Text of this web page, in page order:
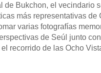
de Bukchon, el vecindario
más representativas de
varias fotografías
de Seúl junto
recorrido de las Ocho